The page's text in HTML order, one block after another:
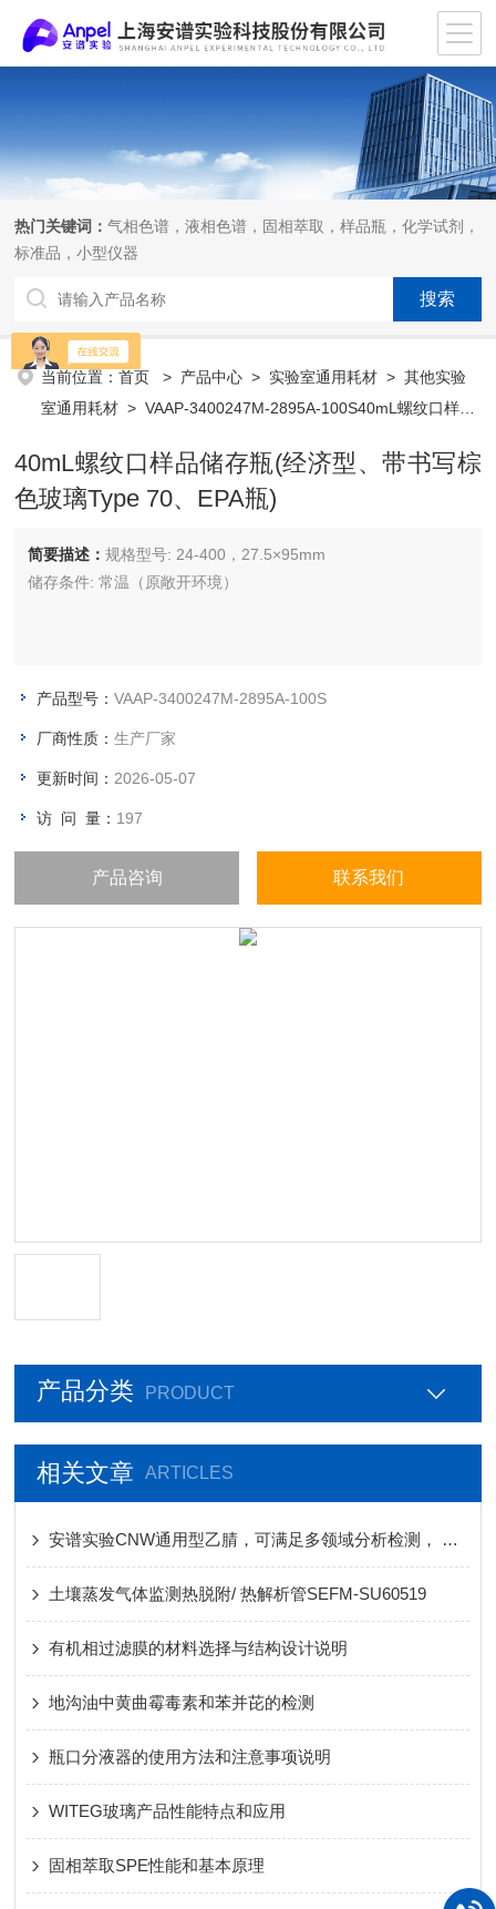
热门关键词：气相色谱，液相色谱，固相萃取，样品瓶，化学试剂，
标准品，小型仪器
当前位置：首页 > 产品中心 > 实验室通用耗材 >其他实验
室通用耗材 > VAAP-3400247M-2895A-100S40mL螺纹口样品
40mL螺纹口样品储存瓶(经济型、带书写棕
色玻璃Type 70、EPA瓶)
简要描述：规格型号: 24-400，27.5×95mm
储存条件: 常温（原敞开环境）
产品型号：VAAP-3400247M-2895A-100S
厂商性质：生产厂家
更新时间： 2026-05-07
访 问 量： 197
产品咨询 联系我们
产品分类 PRODUCT
相关文章 ARTICLES
安谱实验CNW通用型乙腈，可满足多领域分析检测， 一瓶多用，创造更多价值
土壤蒸发气体监测热脱附/ 热解析管SEFM-SU60519
有机相过滤膜的材料选择与结构设计说明
地沟油中黄曲霉毒素和苯并芘的检测
瓶口分液器的使用方法和注意事项说明
WITEG玻璃产品性能特点和应用
固相萃取SPE性能和基本原理